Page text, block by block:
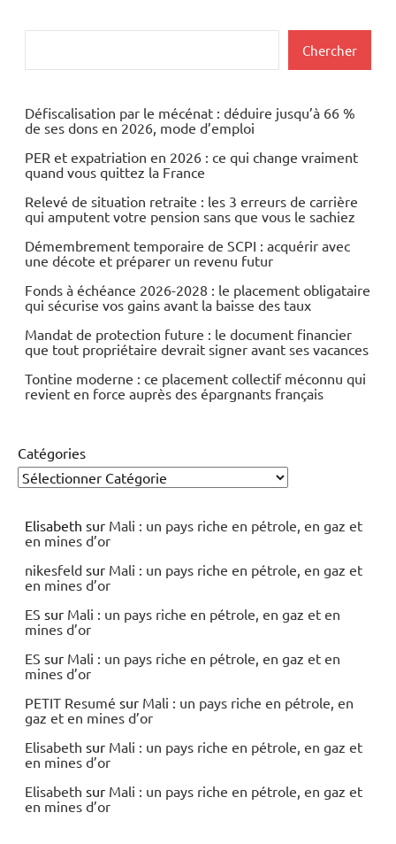
Chercher
Défiscalisation par le mécénat : déduire jusqu’à 66 %
de ses dons en 2026, mode d’emploi
PER et expatriation en 2026 : ce qui change vraiment
quand vous quittez la France
Relevé de situation retraite : les 3 erreurs de carrière
qui amputent votre pension sans que vous le sachiez
Démembrement temporaire de SCPI : acquérir avec
une décote et préparer un revenu futur
Fonds à échéance 2026-2028 : le placement obligataire
qui sécurise vos gains avant la baisse des taux
Mandat de protection future : le document financier
que tout propriétaire devrait signer avant ses vacances
Tontine moderne : ce placement collectif méconnu qui
revient en force auprès des épargnants français
Catégories
Elisabeth sur Mali : un pays riche en pétrole, en gaz et
en mines d’or
nikesfeld sur Mali : un pays riche en pétrole, en gaz et
en mines d’or
ES sur Mali : un pays riche en pétrole, en gaz et en
mines d’or
ES sur Mali : un pays riche en pétrole, en gaz et en
mines d’or
PETIT Resumé sur Mali : un pays riche en pétrole, en
gaz et en mines d’or
Elisabeth sur Mali : un pays riche en pétrole, en gaz et
en mines d’or
Elisabeth sur Mali : un pays riche en pétrole, en gaz et
en mines d’or